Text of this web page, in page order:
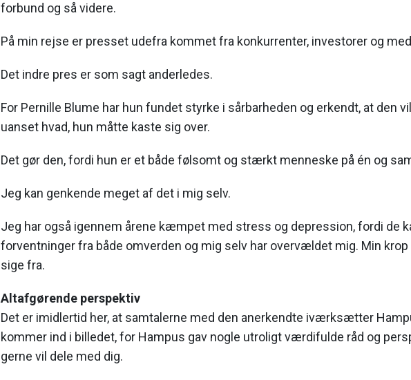
forbund og så videre.
På min rejse er presset udefra kommet fra konkurrenter, investorer og
Det indre pres er som sagt anderledes.
For Pernille Blume har hun fundet styrke i sårbarheden og erkendt, at den
uanset hvad, hun måtte kaste sig over.
Det gør den, fordi hun er et både følsomt og stærkt menneske på én og
Jeg kan genkende meget af det i mig selv.
Jeg har også igennem årene kæmpet med stress og depression, fordi de
forventninger fra både omverden og mig selv har overvældet mig. Min
sige fra.
Altafgørende perspektiv
Det er imidlertid her, at samtalerne med den anerkendte iværksætter
kommer ind i billedet, for Hampus gav nogle utroligt værdifulde råd og
gerne vil dele med dig.